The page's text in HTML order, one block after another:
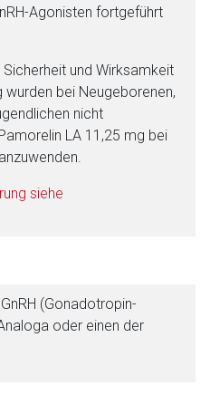
Agonisten fortgeführt
und Wirksamkeit
bei Neugeborenen,
nicht
LA 11,25 mg bei
siehe
(Gonadotropin-
oder einen der